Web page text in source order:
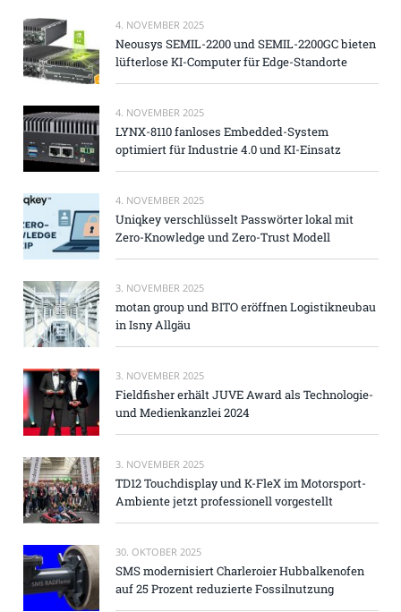
4. NOVEMBER 2025
Neousys SEMIL-2200 und SEMIL-2200GC bieten
lüfterlose KI-Computer für Edge-Standorte
4. NOVEMBER 2025
LYNX-8110 fanloses Embedded-System
optimiert für Industrie 4.0 und KI-Einsatz
4. NOVEMBER 2025
Uniqkey verschlüsselt Passwörter lokal mit
Zero-Knowledge und Zero-Trust Modell
3. NOVEMBER 2025
motan group und BITO eröffnen Logistikneubau
in Isny Allgäu
3. NOVEMBER 2025
Fieldfisher erhält JUVE Award als Technologie-
und Medienkanzlei 2024
3. NOVEMBER 2025
TD12 Touchdisplay und K-FleX im Motorsport-
Ambiente jetzt professionell vorgestellt
30. OKTOBER 2025
SMS modernisiert Charleroier Hubbalkenofen
auf 25 Prozent reduzierte Fossilnutzung